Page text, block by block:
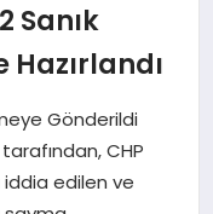
Sanık
Gönderildi
CHP
iddia edilen ve